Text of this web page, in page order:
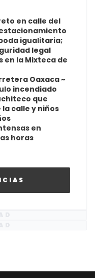
en calle del
igualitaria;
legal
en la Mixteca de
Oaxaca ~
incendiado
que
calle y niños
en
horas